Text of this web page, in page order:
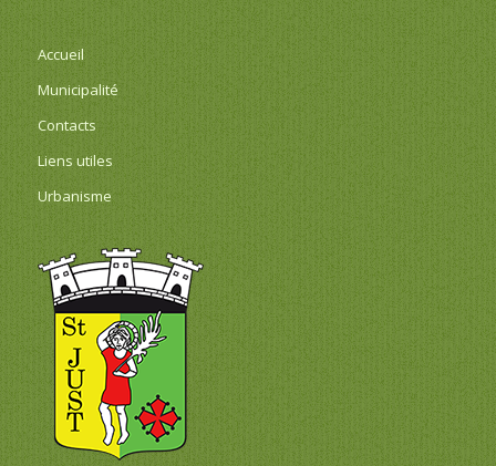
Accueil
Municipalité
Contacts
Liens utiles
Urbanisme